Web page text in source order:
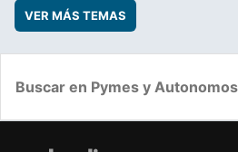
VER MÁS TEMAS